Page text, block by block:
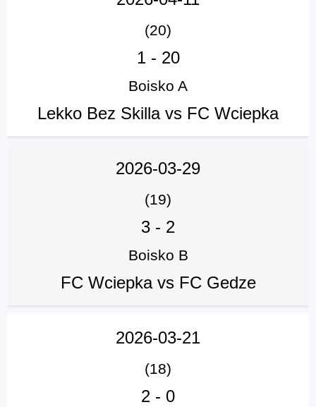
(20)
1- 20
Boisko A
Lekko Bez Skilla vs FC Wciepka
2026-03-29
(19)
3 - 2
Boisko B
FC Wciepka vs FC Gedze
2026-03-21
(18)
2 - 0